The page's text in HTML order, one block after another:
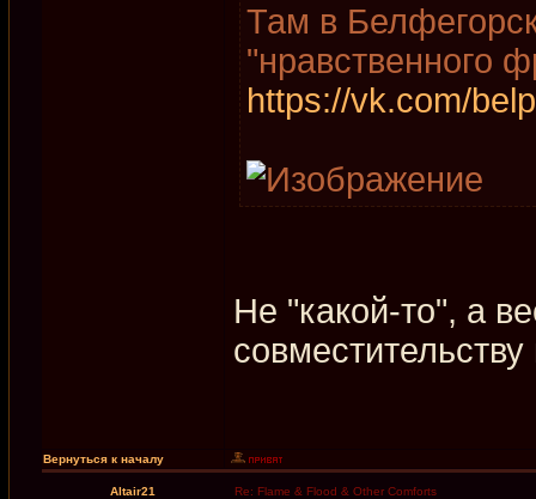
Там в
"нравственного
https://vk.com/
Не "какой-то", а
Вернуться к началу
Altair21 Re: Flame & Flood & Other Comforts